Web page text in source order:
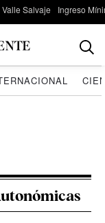
Valle Salvaje Ingreso